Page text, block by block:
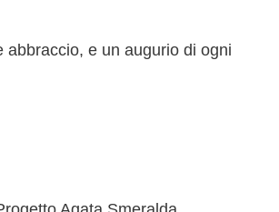
abbraccio, e un augurio di ogni